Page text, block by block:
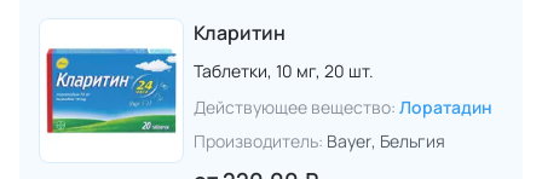
Кларитин
Таблетки, 10 мг, 20 шт.
Действующее вещество: Лоратадин
Производитель: Bayer, Бельгия